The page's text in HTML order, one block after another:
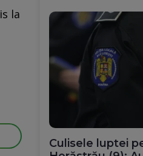
la
Culisele luptei